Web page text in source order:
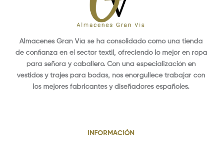
Almacenes Gran Vía se ha consolidado como una tienda
de confianza en el sector textil, ofreciendo lo mejor en ropa
para señora y caballero. Con una especialización en
vestidos y trajes para bodas, nos enorgullece trabajar con
los mejores fabricantes y diseñadores españoles.
INFORMACIÓN